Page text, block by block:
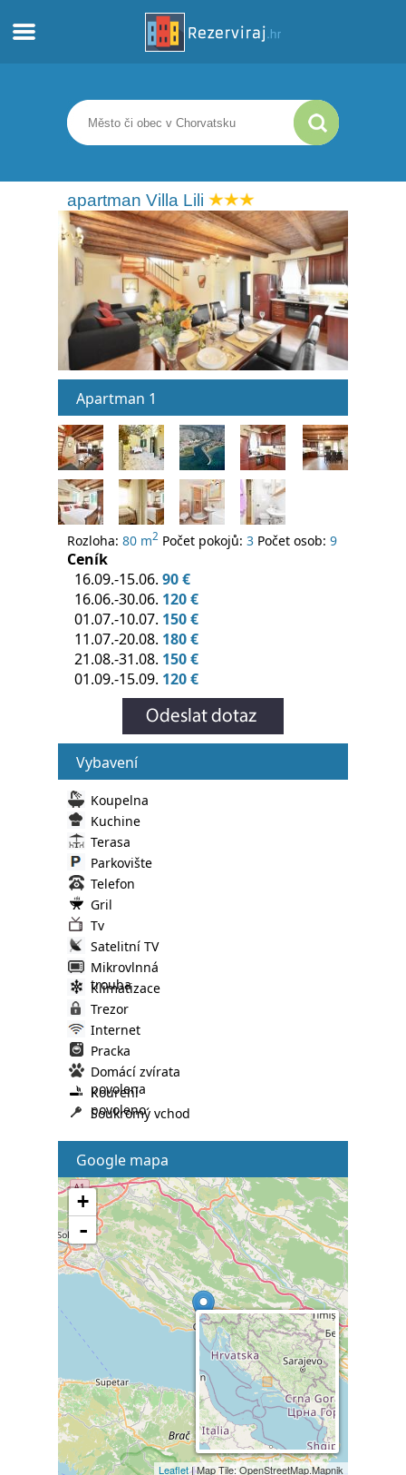
Apartmány
Turistické informace
Webkamery
Seznamte se s Chorvatskem
Muzea
apartman Villa Lili
Apartman 1
Rozloha: 80 m2 Počet pokojů: 3 Počet osob: 9
Ceník
16.09.-15.06. 90 €
16.06.-30.06. 120 €
01.07.-10.07. 150 €
11.07.-20.08. 180 €
21.08.-31.08. 150 €
01.09.-15.09. 120 €
Vybavení
Koupelna
Kuchine
Terasa
Parkovište
Telefon
Gril
Tv
Satelitní TV
Mikrovlnná
trouba
Klimatizace
Trezor
Internet
Pracka
Domácí zvírata
povolena
Kourení
povoleno
Soukromý vchod
Google mapa